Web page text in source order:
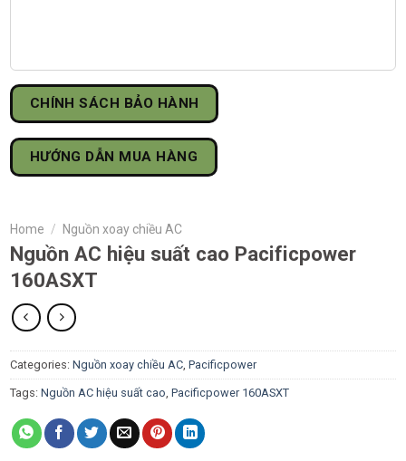
CHÍNH SÁCH BẢO HÀNH
HƯỚNG DẪN MUA HÀNG
Home / Nguồn xoay chiều AC
Nguồn AC hiệu suất cao Pacificpower
160ASXT
Categories: Nguồn xoay chiều AC, Pacificpower
Tags: Nguồn AC hiệu suất cao, Pacificpower 160ASXT